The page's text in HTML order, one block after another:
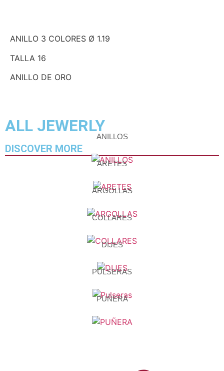
ANILLO 3 COLORES Ø 1.19
TALLA 16
ANILLO DE ORO
ALL JEWERLY
DISCOVER MORE
ANILLOS
ARETES
ARGOLLAS
COLLARES
DIJES
PULSERAS
PUÑERA